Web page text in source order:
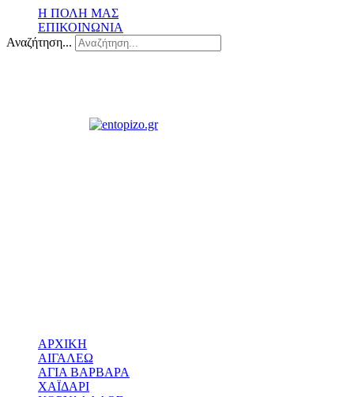
Η ΠΟΛΗ ΜΑΣ
ΕΠΙΚΟΙΝΩΝΙΑ
Αναζήτηση...
ΑΡΧΙΚΗ
ΑΙΓΑΛΕΩ
ΑΓΙΑ ΒΑΡΒΑΡΑ
ΧΑΪΔΑΡΙ